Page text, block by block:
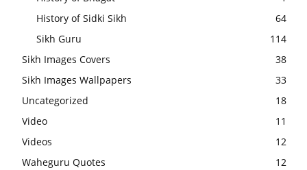
History of Sidki Sikh
64
Sikh Guru
114
Sikh Images Covers
38
Sikh Images Wallpapers
33
Uncategorized
18
Video
11
Videos
12
Waheguru Quotes
12